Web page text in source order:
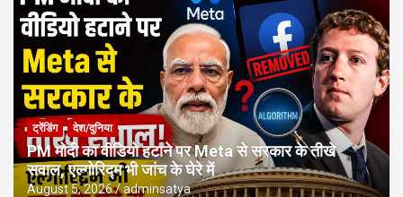
ट्रेंडिंग देश/दुनिया
PM मोदी का वीडियो हटाने पर Meta से सरकार के तीखे
सवाल, एल्गोरिद्म भी जांच के घेरे में
August 5, 2026 adminsatya